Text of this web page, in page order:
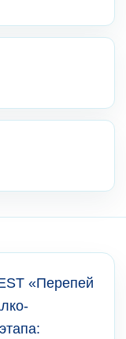
«Перепей